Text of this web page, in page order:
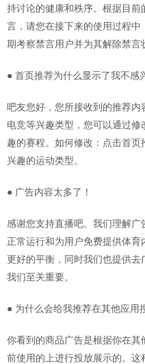
持讨论的健康和秩序。根据目
言，请您在接下来的使用过程
期考察禁言用户并为其解除禁言
● 首页推荐为什么显示了我不感
吧友您好，您所接收到的推荐内
电竞等兴趣类型，您可以通过
趣的赛程。如何修改：点击首
兴趣的运动类型。
● 广告内容太多了！
感谢您支持直播吧。我们理解
正常运行和为用户免费提供体
更好的平衡，同时我们也提供
我们至关重要。
● 为什么会给我推荐在其他应用
你看到的商品广告是根据你在
前使用的上进行投放展示的。